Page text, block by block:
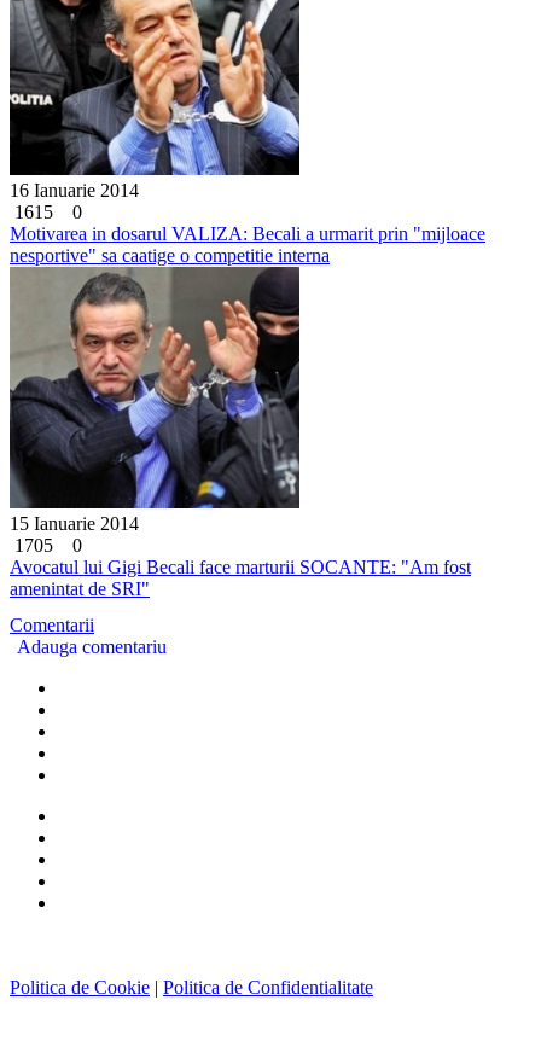
16 Ianuarie 2014
1615
0
Motivarea in dosarul VALIZA: Becali a urmarit prin "mijloace
nesportive" sa caatige o competitie interna
15 Ianuarie 2014
1705
0
Avocatul lui Gigi Becali face marturii SOCANTE: "Am fost
amenintat de SRI"
Comentarii
Adauga comentariu
Politica de Cookie | Politica de Confidentialitate